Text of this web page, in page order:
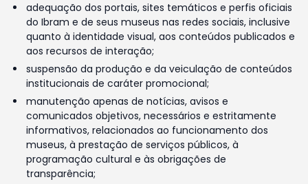
adequação dos portais, sites temáticos e perfis oficiais
do Ibram e de seus museus nas redes sociais, inclusive
quanto à identidade visual, aos conteúdos publicados e
aos recursos de interação;
suspensão da produção e da veiculação de conteúdos
institucionais de caráter promocional;
manutenção apenas de notícias, avisos e
comunicados objetivos, necessários e estritamente
informativos, relacionados ao funcionamento dos
museus, à prestação de serviços públicos, à
programação cultural e às obrigações de
transparência;